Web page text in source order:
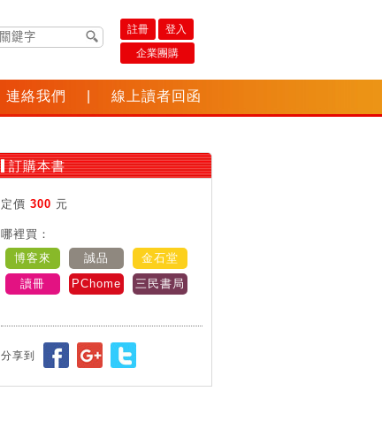
註冊
登入
企業團購
連絡我們 線上讀者回函
訂購本書
定價 300 元
哪裡買：
博客來
誠品
金石堂
讀冊
PChome 三民書局
分享到